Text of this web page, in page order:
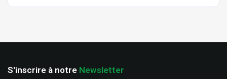
S'inscrire à notre Newsletter